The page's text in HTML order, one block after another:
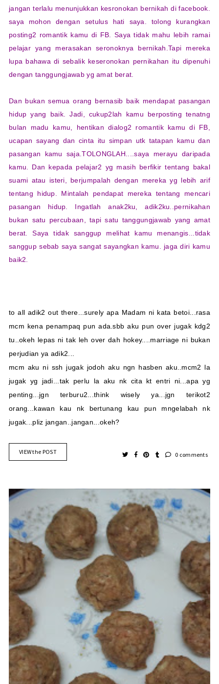
jangan terlalu menunjukkan kesronokan bernikah di facebook.
saya mohon dengan setulus hati saya. tolong kurangkan
posting2 romantik kamu di FB. Saya tidak mahu lebih ramai
pelajar yang merasakan seronoknya bernikah.Tapi mereka
lupa bahawa di sebalik keseronokan pernikahan itu dipenuhi
dengan tanggungjawab yg amat berat.
Dan bukan semua orang bernasib baik mendapat pasangan
hidup yang baik. Jadi, cukup2lah kamu berposting tenatng
bulan madu kamu, hentikan dialog2 romantik kamu di FB,
ucapan sayang dan cinta itu simpan utk tatapan kamu dan
pasangan kamu saja.TOLONGLAH....saya merayu daripada
kamu. Dan kepada pelajar2 yg masih berfikir tentang bakal
suami atau isteri, berjumpalah dengan mereka yg lebih arif
tentang hidup. Mintalah pendapat mereka tentang mencari
pasangan hidup. Ingatlah anak2ku, adik2ku..pernikahan
bukan satu percubaan, tapi satu tanggungjawab yang amat
berat. Saya tidak sanggup melihat kamu menangis...tidak
sanggup sebab saya sangat sayangkan kamu. jaga diri kamu
baik2.
to all adik2 out there...surely apa Madam ni kata betoi...rasa
mcm kena penampaq pun ada.sbb aku pun over jugak kdg2
tu..okeh lepas ni tak leh over dah hokey....marriage ni bukan
perjudian ya adik2...
mcm aku ni ssh jugak jodoh aku ngn hasben aku..mcm2 la
jugak yg jadi...tak perlu la aku nk cita kt entri ni...apa yg
penting...jgn terburu2...think wisely ya...jgn terikot2
orang...kawan kau nk bertunang kau pun mngelabah nk
jugak...pliz jangan..jangan...okeh?
VIEW the POST 0 comments